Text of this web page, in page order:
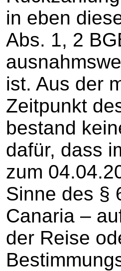
in eben
Abs. 1, 2
ist. Aus der
Zeitpunkt
bestand
dafür, dass
zum
Sinne des §
Canaria –
der Reise